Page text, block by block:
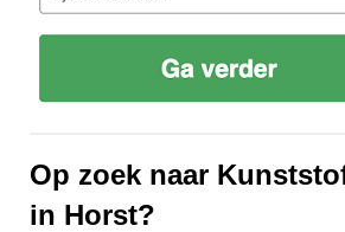
Op zoek naar
in Horst?